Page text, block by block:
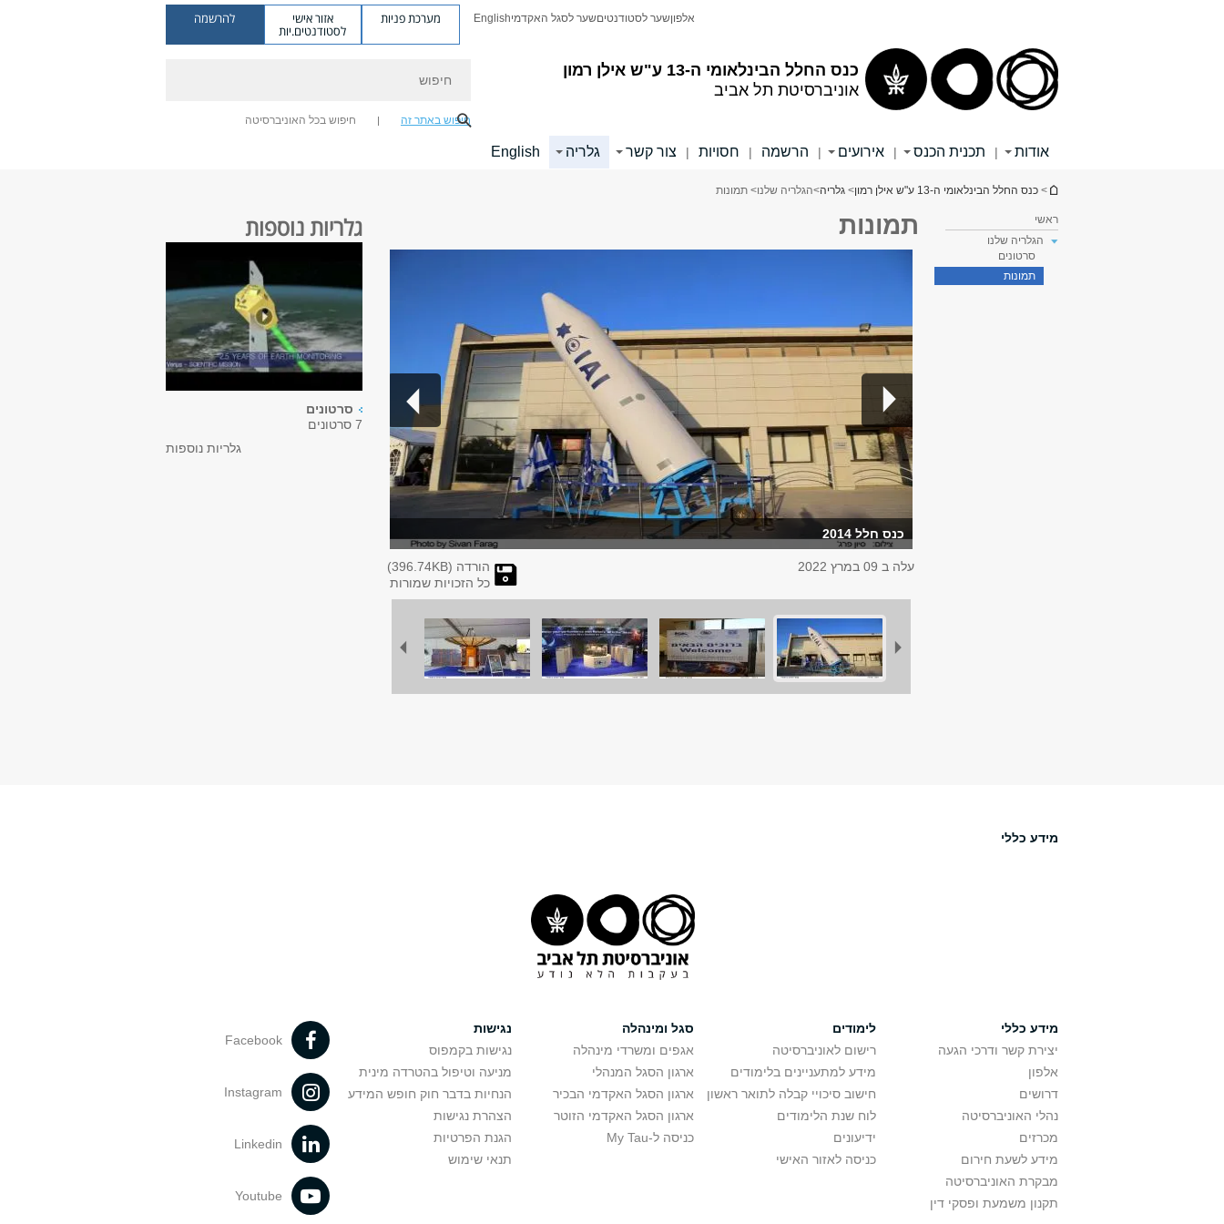
כנס החלל הבינלאומי ה-13 ע"ש אילן רמון
אוניברסיטת תל אביב
אלפוןשער לסטודנטיםשער לסגל האקדמיEnglish מערכת פניות אזור אישי
לסטודנטים.יות
להרשמה
חיפוש באתר זה חיפוש בכל האוניברסיטה
אודות | תכנית הכנס | אירועים | הרשמה | חסויות | צור קשר גלריה English
הינך נמצא כאן
> כנס החלל הבינלאומי ה-13 ע"ש אילן רמון > גלריה>הגלריה שלנו> תמונות
ראשי
הגלריה שלנו
סרטונים
תמונות
תמונות גלריות נוספות
סרטונים
7 סרטונים
גלריות נוספות
כנס חלל 2014
עלה ב 09 במרץ 2022 הורדה ( 396.74KB)
כל הזכויות שמורות
מידע כללי
מידע כללי
יצירת קשר ודרכי הגעה
אלפון
דרושים
נהלי האוניברסיטה
מכרזים
מידע לשעת חירום
מבקרת האוניברסיטה
תקנון משמעת ופסקי דין
לימודים
רישום לאוניברסיטה
מידע למתעניינים בלימודים
חישוב סיכויי קבלה לתואר ראשון
לוח שנת הלימודים
ידיעונים
כניסה לאזור האישי
סגל ומינהלה
אגפים ומשרדי מינהלה
ארגון הסגל המנהלי
ארגון הסגל האקדמי הבכיר
ארגון הסגל האקדמי הזוטר
כניסה ל-My Tau
נגישות
נגישות בקמפוס
מניעה וטיפול בהטרדה מינית
הנחיות בדבר חוק חופש המידע
הצהרת נגישות
הגנת הפרטיות
תנאי שימוש
Facebook
Instagram
Linkedin
Youtube